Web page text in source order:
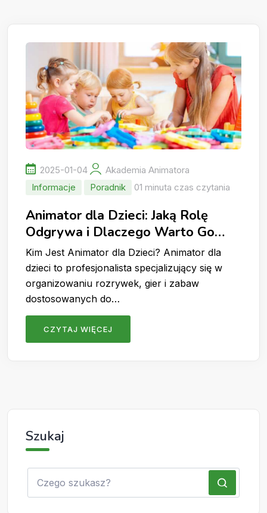
2025-01-04
Akademia Animatora
Informacje
Poradnik 01 minuta czas czytania
Animator dla Dzieci: Jaką Rolę
Odgrywa i Dlaczego Warto Go
Wynająć?
Kim Jest Animator dla Dzieci? Animator dla
dzieci to profesjonalista specjalizujący się w
organizowaniu rozrywek, gier i zabaw
dostosowanych do…
CZYTAJ WIĘCEJ
Szukaj